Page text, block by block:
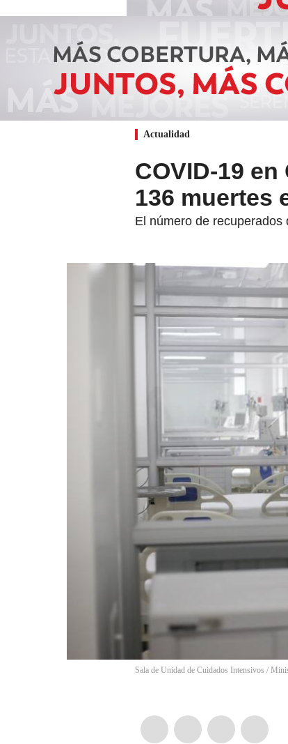
Actualidad
COVID-19
136 muertes
El número de
Sala de Unidad de Cuidados Intensivos /